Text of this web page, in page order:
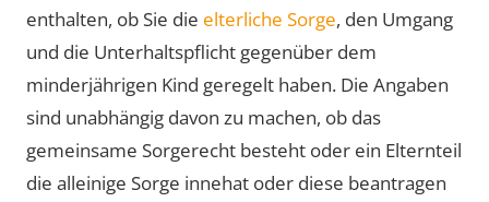
enthalten, ob Sie die elterliche Sorge, den Umgang
und die Unterhaltspflicht gegenüber dem
minderjährigen Kind geregelt haben. Die Angaben
sind unabhängig davon zu machen, ob das
gemeinsame Sorgerecht besteht oder ein Elternteil
die alleinige Sorge innehat oder diese beantragen